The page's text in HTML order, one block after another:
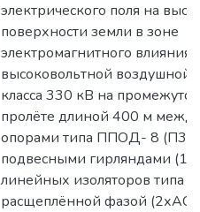
электрического поля на
поверхности земли в зоне
электромагнитного влияния
высоковольтной воздушной
класса 330 кВ на
пролёте длиной 400 м
опорами типа ППОД- 8
подвесными гирляндами
линейных изоляторов типа
расщеплённой фазой (2хАС